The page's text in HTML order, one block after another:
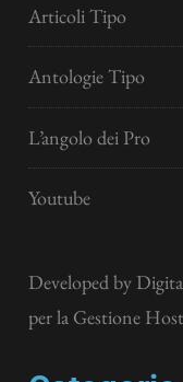
Articoli Tipo
Antologie Tipo
L’angolo dei Pro
Youtube
Developed by
per la Gestione